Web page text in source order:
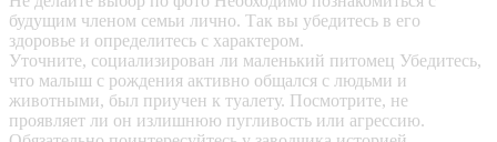
будущим членом семьи лично. Так вы убедитесь в его
здоровье и определитесь с характером.
Уточните, социализирован ли маленький питомец Убедитесь,
что малыш с рождения активно общался с людьми и
животными, был приучен к туалету. Посмотрите, не
проявляет ли он излишнюю пугливость или агрессию.